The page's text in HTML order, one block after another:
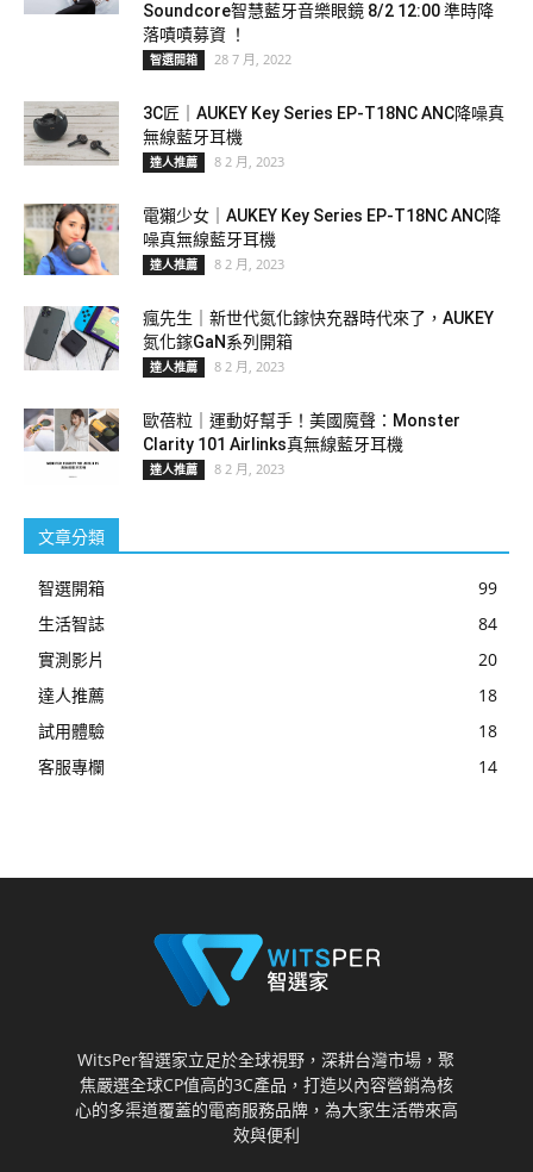
Soundcore智慧藍牙音樂眼鏡 8/2 12:00 準時降
落嘖嘖募資 ！
智選開箱 28 7 月, 2022
3C匠｜AUKEY Key Series EP-T18NC ANC降噪真
無線藍牙耳機
達人推薦 8 2 月, 2023
電獺少女｜AUKEY Key Series EP-T18NC ANC降
噪真無線藍牙耳機
達人推薦 8 2 月, 2023
瘋先生｜新世代氮化鎵快充器時代來了，AUKEY
氮化鎵GaN系列開箱
達人推薦 8 2 月, 2023
歐蓓粒｜運動好幫手！美國魔聲：Monster
Clarity 101 Airlinks真無線藍牙耳機
達人推薦 8 2 月, 2023
文章分類
智選開箱
99
生活智誌
84
實測影片
20
達人推薦
18
試用體驗
18
客服專欄
14
WitsPer智選家立足於全球視野，深耕台灣市場，聚
焦嚴選全球CP值高的3C產品，打造以內容營銷為核
心的多渠道覆蓋的電商服務品牌，為大家生活帶來高
效與便利